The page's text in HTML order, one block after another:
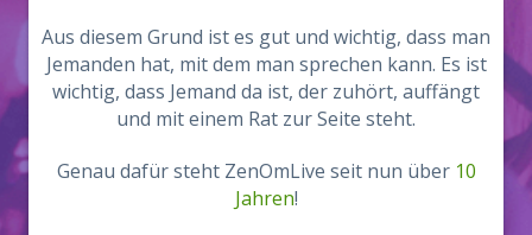
Aus diesem Grund ist es gut und wichtig, dass man
Jemanden hat, mit dem man sprechen kann. Es ist
wichtig, dass Jemand da ist, der zuhört, auffängt
und mit einem Rat zur Seite steht.
Genau dafür steht ZenOmLive seit nun über 10
Jahren!